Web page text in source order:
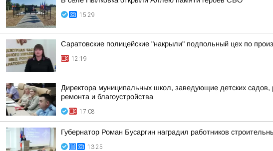
15:29
Саратовские полицейские "накрыли" подпольный цех по
12:19
Директора муниципальных школ, заведующие детских садов,
ремонта и благоустройства
17:08
Губернатор Роман Бусаргин наградил работников
13:25